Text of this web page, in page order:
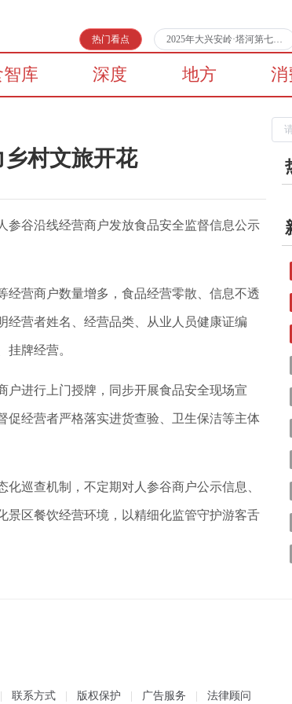
热门看点 2025年大兴安岭·塔河第七届
库 深度 地方 消
村文旅开花
参谷沿线经营商户发放食品安全监督信息公示
经营商户数量增多，食品经营零散、信息不透
经营者姓名、经营品类、从业人员健康证编
牌经营。
户进行上门授牌，同步开展食品安全现场宣
促经营者严格落实进货查验、卫生保洁等主体
巡查机制，不定期对人参谷商户公示信息、
景区餐饮经营环境，以精细化监管守护游客舌
联系方式 版权保护 广告服务 法律顾问